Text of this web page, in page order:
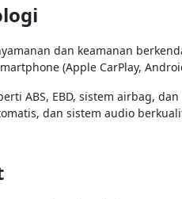
dan keamanan
(Apple CarPlay,
ABS, EBD, sistem airbag,
dan sistem audio